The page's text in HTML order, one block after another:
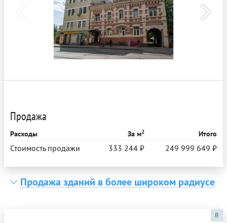
Продажа
Расходы За м2 Итого
Стоимость продажи 333 244 ₽ 249 999 649 ₽
Продажа зданий в более широком радиусе
B